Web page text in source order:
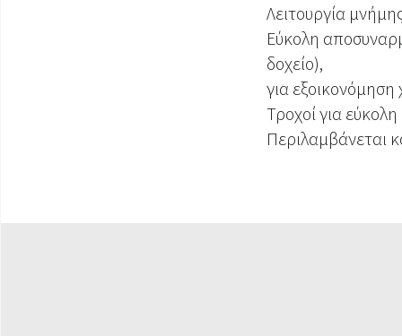
Λειτουργία
Εύκολη
δοχείο),
για
Τροχοί για
Περιλαμβάνεται